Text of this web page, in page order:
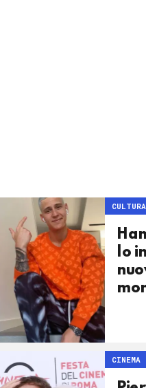
CULTURA
lo
CINEMA